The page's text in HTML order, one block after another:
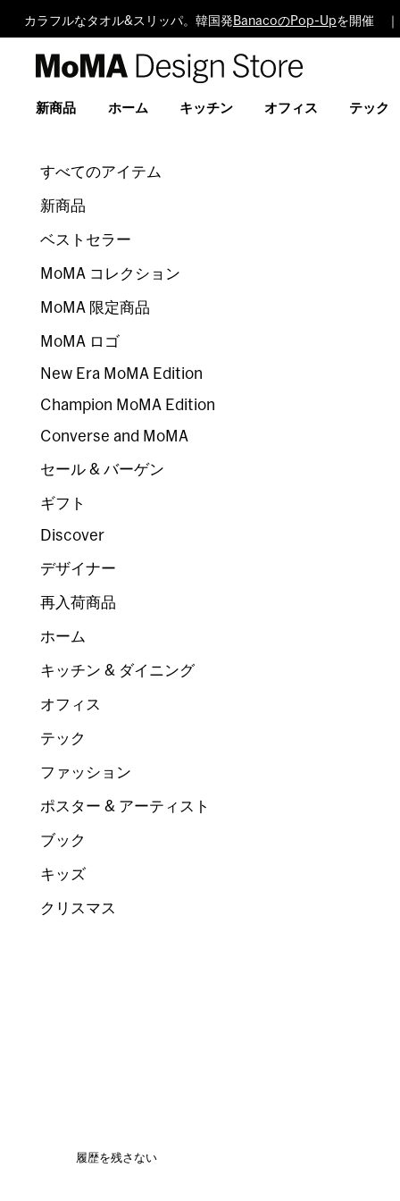
カラフルなタオル&スリッパ。韓国発 BanacoのPop-Upを開催
Design
新商品 ホーム キッチン オフィス テック
すべてのアイテム
新商品
ベストセラー
MoMA コレクション
MoMA 限定商品
MoMA ロゴ
New Era MoMA Edition
Champion MoMA Edition
Converse and MoMA
セール & バーゲン
ギフト
Discover
デザイナー
再入荷商品
ホーム
キッチン & ダイニング
オフィス
テック
ファッション
ポスター & アーティスト
ブック
キッズ
クリスマス
履歴を残さない